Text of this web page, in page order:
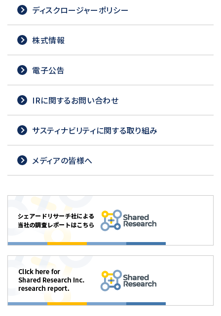
ディスクロージャーポリシー
株式情報
電子公告
IRに関するお問い合わせ
サスティナビリティに関する取り組み
メディアの皆様へ